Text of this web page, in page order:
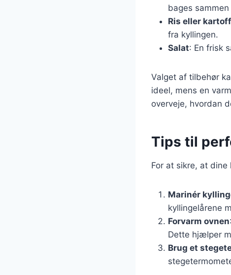
bages
Ris eller
fra kyllingen.
Salat: En frisk
Valget af tilbehør
ideel, mens en
overveje, hvordan
Tips til
For at sikre, at
Marinér
kyllingelårene
Forvarm ovnen
Dette hjælper
Brug et